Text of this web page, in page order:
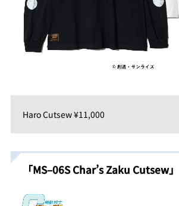
Haro Cutsew ¥11,000
「MS–06S Char’s Zaku Cutsew」